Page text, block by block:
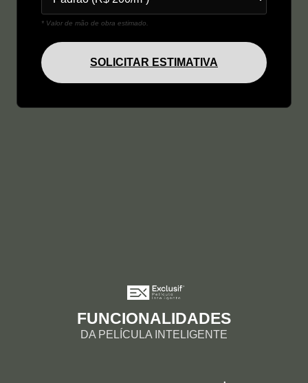
* Valor de mão de obra estimado.
SOLICITAR ESTIMATIVA
FUNCIONALIDADES
DA PELÍCULA INTELIGENTE